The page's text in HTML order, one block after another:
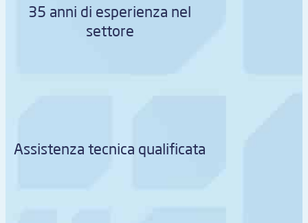
35 anni di esperienza nel
settore
Assistenza tecnica qualificata